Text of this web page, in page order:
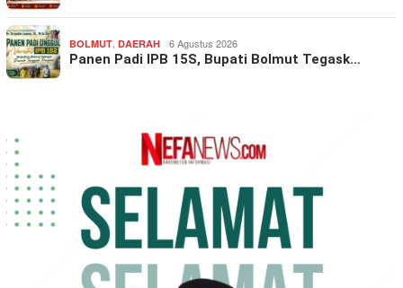
BOLMUT DAERAH 6 Agustus 2026
Panen Padi IPB 15S, Bupati Bolmut Tegask…